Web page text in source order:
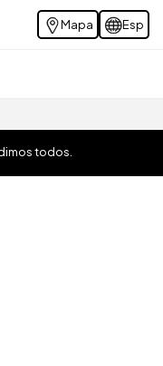
Mapa Esp
todos.